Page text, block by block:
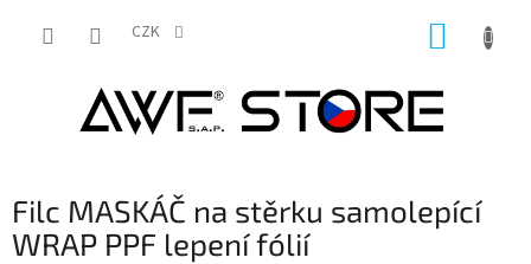
CZK
Filc MASKÁČ na stěrku samolepící
WRAP PPF lepení fólií